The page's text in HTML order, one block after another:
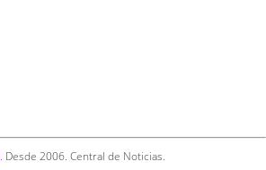
. Desde 2006. Central de Noticias.